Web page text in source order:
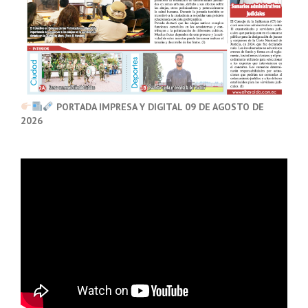
PORTADA IMPRESA Y DIGITAL 09 DE AGOSTO DE
2026